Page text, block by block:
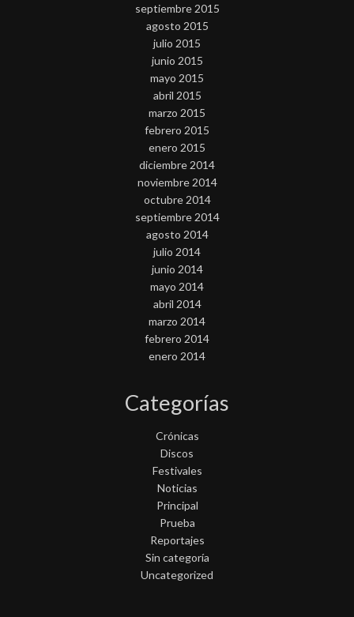
septiembre 2015
agosto 2015
julio 2015
junio 2015
mayo 2015
abril 2015
marzo 2015
febrero 2015
enero 2015
diciembre 2014
noviembre 2014
octubre 2014
septiembre 2014
agosto 2014
julio 2014
junio 2014
mayo 2014
abril 2014
marzo 2014
febrero 2014
enero 2014
Categorías
Crónicas
Discos
Festivales
Noticias
Principal
Prueba
Reportajes
Sin categoría
Uncategorized